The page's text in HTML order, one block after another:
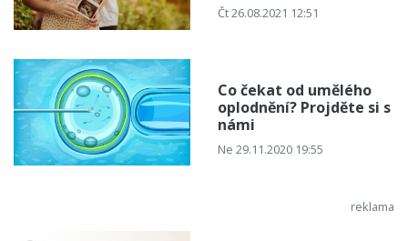
Čt 26.08.2021 12:51
Co čekat od umělého
oplodnění? Projděte si s
námi
Ne 29.11.2020 19:55